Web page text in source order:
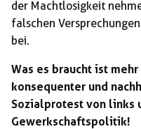
der Machtlosigkeit
falschen
bei.
Was es braucht ist
konsequenter und
Sozialprotest von links
Gewerkschaftspolitik!